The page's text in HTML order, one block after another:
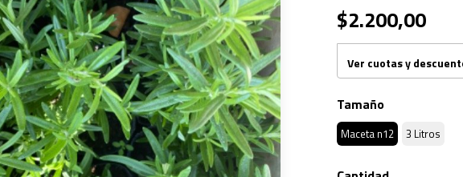
$2.200,00
Ver cuotas y
Tamaño
Maceta n12 3 Litros